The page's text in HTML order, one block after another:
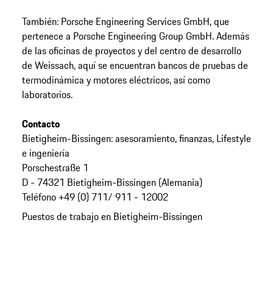
También: Porsche Engineering Services GmbH, que
pertenece a Porsche Engineering Group GmbH. Además
de las oficinas de proyectos y del centro de desarrollo
de Weissach, aquí se encuentran bancos de pruebas de
termodinámica y motores eléctricos, así como
laboratorios.
Contacto
Bietigheim-Bissingen: asesoramiento, finanzas, Lifestyle
e ingeniería
Porschestraße 1
D - 74321 Bietigheim-Bissingen (Alemania)
Teléfono +49 (0) 711/ 911 - 12002
Puestos de trabajo en Bietigheim-Bissingen